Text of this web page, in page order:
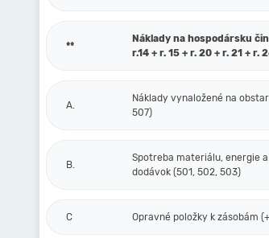
**
Náklady na hospodársku
r.14 + r. 15 + r. 20 + r. 21 + r.
A.
Náklady vynaložené na
507)
B.
Spotreba materiálu, energie
dodávok (501, 502, 503)
C Opravné položky k zásobám